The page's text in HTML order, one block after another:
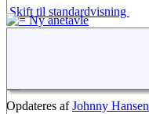
Skift til standardvisning
The
v. 14.0.6, forfattet af
Opdateres afJohnny Hansen